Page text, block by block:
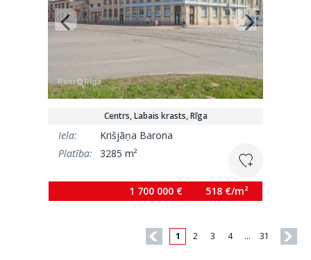
Centrs, Labais krasts, Rīga
Iela:
Krišjāņa Barona
Platība:
3285 m²
1 700 000 € 518 €/m²
1 2 3 4 … 31